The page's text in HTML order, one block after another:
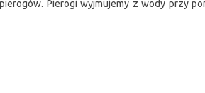
Pierogi wyjmujemy z wody przy